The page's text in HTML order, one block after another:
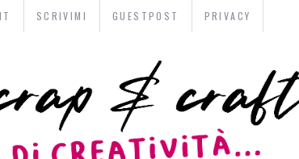
SCRIVIMI GUESTPOST PRIVACY